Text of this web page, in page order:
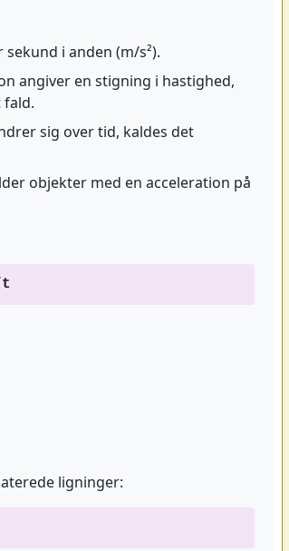
i anden (m/s²).
angiver en stigning i hastighed,
fald.
sig over tid, kaldes det
objekter med en acceleration på
t
ligninger: